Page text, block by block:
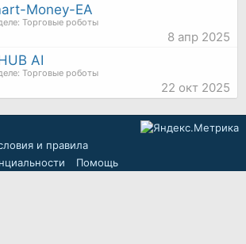
Money-EA
Торговые роботы
8 апр 2025
AI
Торговые роботы
22 окт 2025
и правила
Помощь